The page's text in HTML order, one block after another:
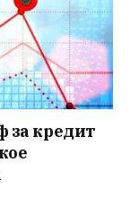
за кредит